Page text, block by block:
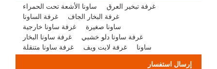
ساونا الأشعة تحت الحمراء
غرفة تبخير العرق
غرفة الساونا
غرفة البخار الجاف
غرفة ساونا خارجية
ساونا صغيرة
غرفة ساونا البخار
غرفة ساونا دلو خشبي
غرفة ساونا متنقلة
غرفة لايت ويف ساونا
إرسال استفسار